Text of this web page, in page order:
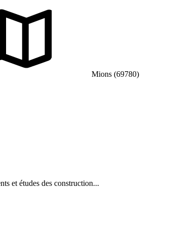
Mions (69780)
et études des construction...